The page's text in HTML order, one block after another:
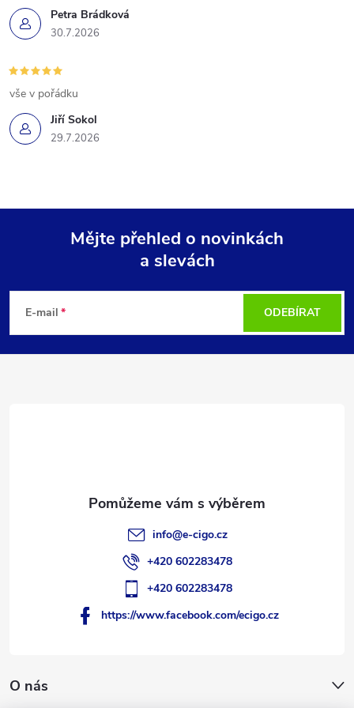
Petra Brádková
30.7.2026
Jiří Sokol
29.7.2026
vše v pořádku
p
Mějte přehled o novinkách
a slevách
E-mail ODEBÍRAT
O nás
info@e-cigo.cz
+420 602283478
+420 602283478
https://www.facebook.com/ecigo.cz